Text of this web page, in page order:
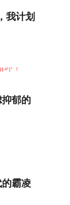
我计划
郁的
霸凌